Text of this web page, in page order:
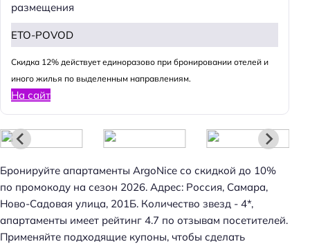
размещения
ETO-POVOD
Cкидка 12% действует единоразово при бронировании отелей и
иного жилья по выделенным направлениям.
На сайт
Бронируйте апартаменты ArgoNice со скидкой до 10%
по промокоду на сезон 2026. Адрес: Россия, Самара,
Ново-Садовая улица, 201Б. Количество звезд - 4*,
апартаменты имеет рейтинг 4.7 по отзывам посетителей.
Применяйте подходящие купоны, чтобы сделать